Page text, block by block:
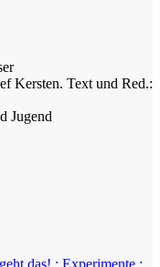
Kersten. Text und Red.:
Jugend
das! : Experimente ;